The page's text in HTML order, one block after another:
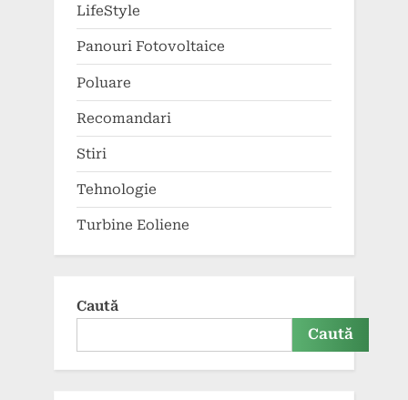
LifeStyle
Panouri Fotovoltaice
Poluare
Recomandari
Stiri
Tehnologie
Turbine Eoliene
Caută
Caută